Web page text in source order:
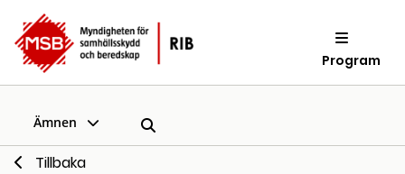
Program
Ämnen
Tillbaka